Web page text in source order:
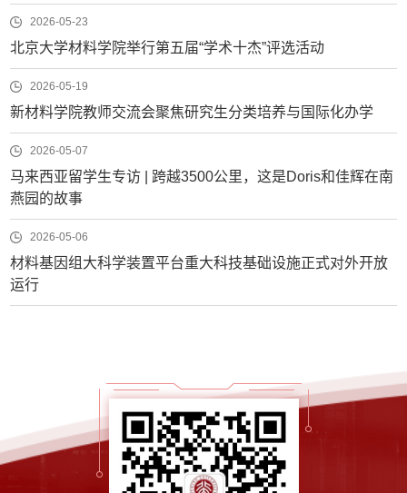
2026-05-23
北京大学材料学院举行第五届“学术十杰”评选活动
2026-05-19
新材料学院教师交流会聚焦研究生分类培养与国际化办学
2026-05-07
马来西亚留学生专访 | 跨越3500公里，这是Doris和佳辉在南
燕园的故事
2026-05-06
材料基因组大科学装置平台重大科技基础设施正式对外开放
运行